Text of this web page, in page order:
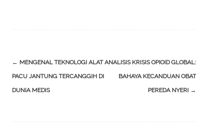
Post
navigation
← MENGENAL TEKNOLOGI ALAT
PACU JANTUNG TERCANGGIH DI
DUNIA MEDIS
ANALISIS KRISIS OPIOID GLOBAL:
BAHAYA KECANDUAN OBAT
PEREDA NYERI →